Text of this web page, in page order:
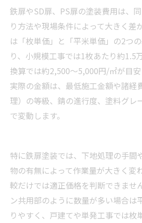
鉄扉やSD扉、PS扉の塗装費用は、
り方法や現場条件によって大きく差
は「枚単価」と「平米単価」の2つ
り、小規模工事では1枚あたり約1.5
換算では約2,500～5,000円/㎡が目
実際の金額は、最低施工金額や諸経
理）の等級、錆の進行度、塗料グレ
で変動します。
特に鉄扉塗装では、下地処理の手間
物の有無によって作業量が大きく変
較だけでは適正価格を判断できませ
ン共用部のように数量が多い場合は
りやすく、戸建てや単発工事では枚